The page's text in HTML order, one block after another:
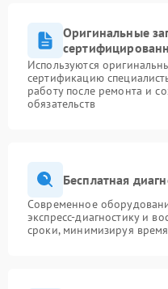
Оригинальные
Используются
сертификацию
работу после ремонта и
обязательств
Бесплатная
Современное
экспресс-диагностику и
сроки, минимизируя